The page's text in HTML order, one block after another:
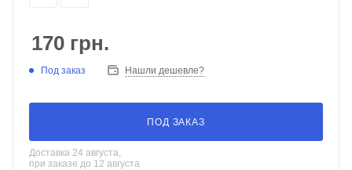
170 грн.
Под заказ Нашли дешевле?
ПОД ЗАКАЗ
Доставка 24 августа,
при заказе до 12 августа